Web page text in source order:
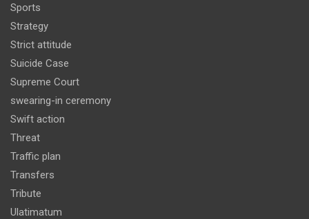
Sports
Strategy
Strict attitude
Suicide Case
Supreme Court
swearing-in ceremony
Swift action
Threat
Traffic plan
Transfers
Tribute
Ulatimatum